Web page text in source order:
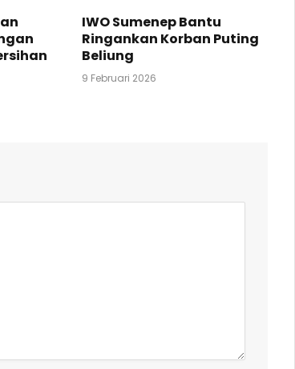
IWO Sumenep Bantu
Ringankan Korban Puting
Beliung
9 Februari 2026